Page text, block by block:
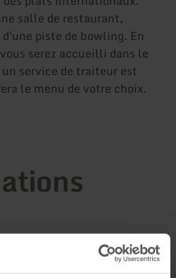
salle de restaurant,
piste de bowling. En
serez accueilli dans le
service de traiteur est
le menu de votre choix.